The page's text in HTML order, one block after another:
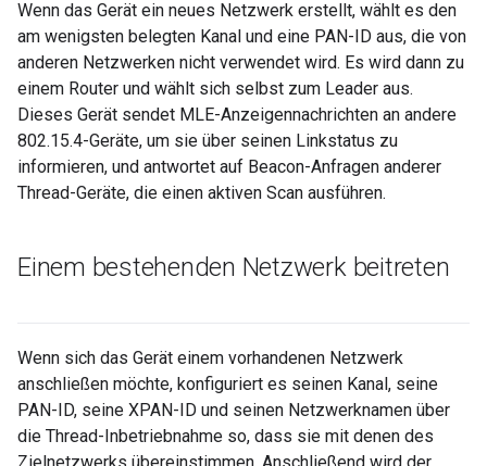
Wenn das Gerät ein neues Netzwerk erstellt, wählt es den
am wenigsten belegten Kanal und eine PAN-ID aus, die von
anderen Netzwerken nicht verwendet wird. Es wird dann zu
einem Router und wählt sich selbst zum Leader aus.
Dieses Gerät sendet MLE-Anzeigennachrichten an andere
802.15.4-Geräte, um sie über seinen Linkstatus zu
informieren, und antwortet auf Beacon-Anfragen anderer
Thread-Geräte, die einen aktiven Scan ausführen.
Einem bestehenden Netzwerk beitreten
Wenn sich das Gerät einem vorhandenen Netzwerk
anschließen möchte, konfiguriert es seinen Kanal, seine
PAN-ID, seine XPAN-ID und seinen Netzwerknamen über
die Thread-Inbetriebnahme so, dass sie mit denen des